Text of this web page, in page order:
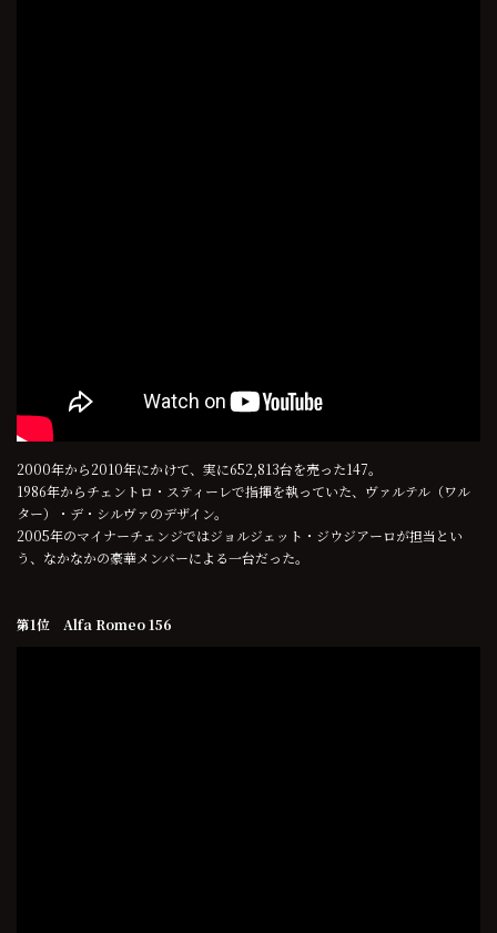
2000年から2010年にかけて、実に652,813台を売った147。
1986年からチェントロ・スティーレで指揮を執っていた、ヴァルテル（ワル
ター）・デ・シルヴァのデザイン。
2005年のマイナーチェンジではジョルジェット・ジウジアーロが担当とい
う、なかなかの豪華メンバーによる一台だった。
第1位 Alfa Romeo 156